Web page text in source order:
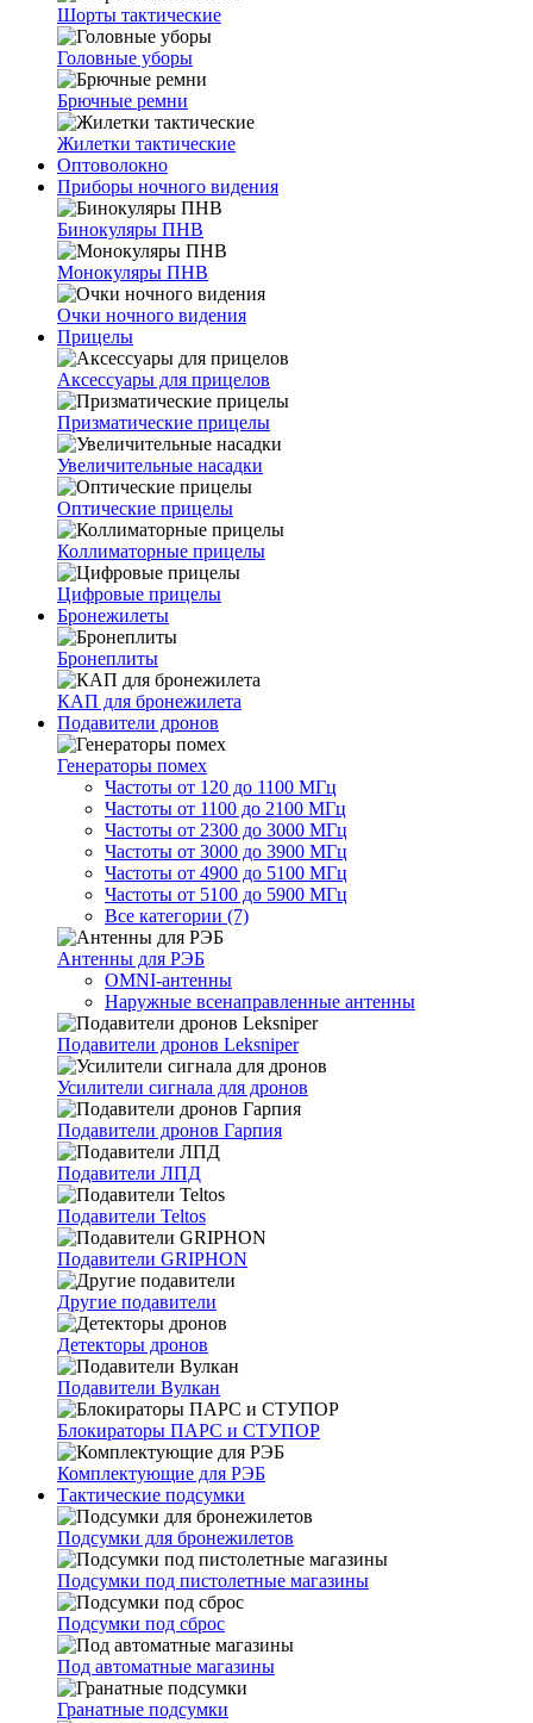
Шорты тактические
Головные уборы
Брючные ремни
Жилетки тактические
Оптоволокно
Приборы ночного видения
Бинокуляры ПНВ
Монокуляры ПНВ
Очки ночного видения
Прицелы
Аксессуары для прицелов
Призматические прицелы
Увеличительные насадки
Оптические прицелы
Коллиматорные прицелы
Цифровые прицелы
Бронежилеты
Бронеплиты
КАП для бронежилета
Подавители дронов
Генераторы помех
Частоты от 120 до 1100 МГц
Частоты от 1100 до 2100 МГц
Частоты от 2300 до 3000 МГц
Частоты от 3000 до 3900 МГц
Частоты от 4900 до 5100 МГц
Частоты от 5100 до 5900 МГц
Все категории (7)
Антенны для РЭБ
OMNI-антенны
Наружные всенаправленные антенны
Подавители дронов Leksniper
Усилители сигнала для дронов
Подавители дронов Гарпия
Подавители ЛПД
Подавители Teltos
Подавители GRIPHON
Другие подавители
Детекторы дронов
Подавители Вулкан
Блокираторы ПАРС и СТУПОР
Комплектующие для РЭБ
Тактические подсумки
Подсумки для бронежилетов
Подсумки под пистолетные магазины
Подсумки под сброс
Под автоматные магазины
Гранатные подсумки